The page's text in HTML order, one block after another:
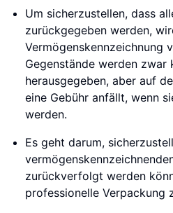
Um sicherzustellen, dass
zurückgegeben werden,
Vermögenskennzeichnung
Gegenstände werden zwar
herausgegeben, aber auf
eine Gebühr anfällt, wenn
werden.
Es geht darum,
zurückverfolgt werden
professionelle Verpackung